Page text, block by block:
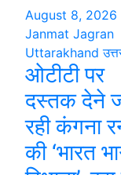
August 8, 2026
Janmat Jagran
Uttarakhand
ओटीटी पर
दस्तक देने
रही कंगना
की ‘भारत